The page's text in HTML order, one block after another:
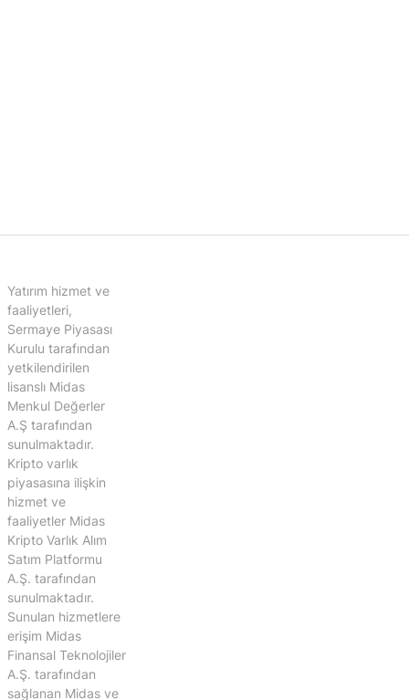
Yatırım hizmet ve
faaliyetleri,
Sermaye Piyasası
Kurulu tarafından
yetkilendirilen
lisanslı Midas
Menkul Değerler
A.Ş tarafından
sunulmaktadır.
Kripto varlık
piyasasına ilişkin
hizmet ve
faaliyetler Midas
Kripto Varlık Alım
Satım Platformu
A.Ş. tarafından
sunulmaktadır.
Sunulan hizmetlere
erişim Midas
Finansal Teknolojiler
A.Ş. tarafından
sağlanan Midas ve